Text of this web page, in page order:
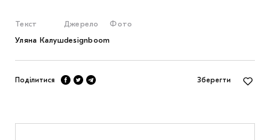
Текст
Уляна Калуш
Джерело
designboom
Фото
Поділитися Зберегти